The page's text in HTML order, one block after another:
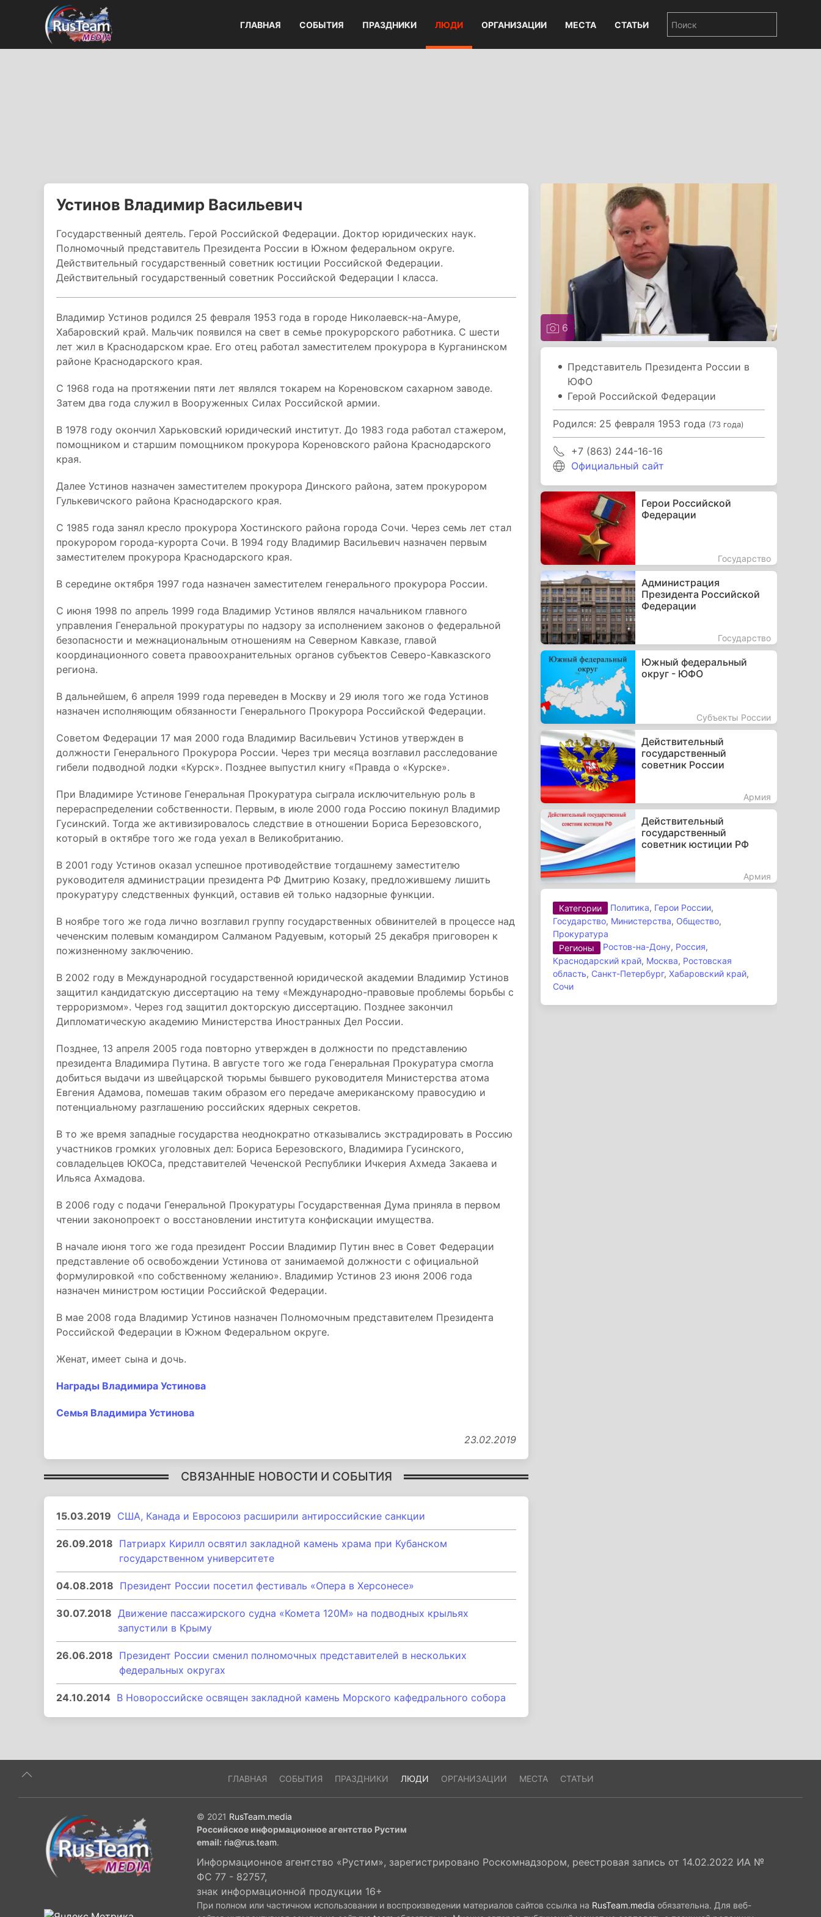
ГЛАВНАЯ СОБЫТИЯ ПРАЗДНИКИ ЛЮДИ ОРГАНИЗАЦИИ МЕСТА СТАТЬИ
Устинов Владимир Васильевич
Государственный деятель. Герой Российской Федерации. Доктор юридических наук.
Полномочный представитель Президента России в Южном федеральном округе.
Действительный государственный советник юстиции Российской Федерации.
Действительный государственный советник Российской Федерации I класса.
Владимир Устинов родился 25 февраля 1953 года в городе Николаевск-на-Амуре,
Хабаровский край. Мальчик появился на свет в семье прокурорского работника. С шести
лет жил в Краснодарском крае. Его отец работал заместителем прокурора в Курганинском
районе Краснодарского края.
С 1968 года на протяжении пяти лет являлся токарем на Кореновском сахарном заводе.
Затем два года служил в Вооруженных Силах Российской армии.
В 1978 году окончил Харьковский юридический институт. До 1983 года работал стажером,
помощником и старшим помощником прокурора Кореновского района Краснодарского
края.
Далее Устинов назначен заместителем прокурора Динского района, затем прокурором
Гулькевичского района Краснодарского края.
С 1985 года занял кресло прокурора Хостинского района города Сочи. Через семь лет стал
прокурором города-курорта Сочи. В 1994 году Владимир Васильевич назначен первым
заместителем прокурора Краснодарского края.
В середине октября 1997 года назначен заместителем генерального прокурора России.
С июня 1998 по апрель 1999 года Владимир Устинов являлся начальником главного
управления Генеральной прокуратуры по надзору за исполнением законов о федеральной
безопасности и межнациональным отношениям на Северном Кавказе, главой
координационного совета правоохранительных органов субъектов Северо-Кавказского
региона.
В дальнейшем, 6 апреля 1999 года переведен в Москву и 29 июля того же года Устинов
назначен исполняющим обязанности Генерального Прокурора Российской Федерации.
Советом Федерации 17 мая 2000 года Владимир Васильевич Устинов утвержден в
должности Генерального Прокурора России. Через три месяца возглавил расследование
гибели подводной лодки «Курск». Позднее выпустил книгу «Правда о «Курске».
При Владимире Устинове Генеральная Прокуратура сыграла исключительную роль в
перераспределении собственности. Первым, в июле 2000 года Россию покинул Владимир
Гусинский. Тогда же активизировалось следствие в отношении Бориса Березовского,
который в октябре того же года уехал в Великобританию.
В 2001 году Устинов оказал успешное противодействие тогдашнему заместителю
руководителя администрации президента РФ Дмитрию Козаку, предложившему лишить
прокуратуру следственных функций, оставив ей только надзорные функции.
В ноябре того же года лично возглавил группу государственных обвинителей в процессе над
чеченским полевым командиром Салманом Радуевым, который 25 декабря приговорен к
пожизненному заключению.
В 2002 году в Международной государственной юридической академии Владимир Устинов
защитил кандидатскую диссертацию на тему «Международно-правовые проблемы борьбы с
терроризмом». Через год защитил докторскую диссертацию. Позднее закончил
Дипломатическую академию Министерства Иностранных Дел России.
Позднее, 13 апреля 2005 года повторно утвержден в должности по представлению
президента Владимира Путина. В августе того же года Генеральная Прокуратура смогла
добиться выдачи из швейцарской тюрьмы бывшего руководителя Министерства атома
Евгения Адамова, помешав таким образом его передаче американскому правосудию и
потенциальному разглашению российских ядерных секретов.
В то же время западные государства неоднократно отказывались экстрадировать в Россию
участников громких уголовных дел: Бориса Березовского, Владимира Гусинского,
совладельцев ЮКОСа, представителей Чеченской Республики Ичкерия Ахмеда Закаева и
Ильяса Ахмадова.
В 2006 году с подачи Генеральной Прокуратуры Государственная Дума приняла в первом
чтении законопроект о восстановлении института конфискации имущества.
В начале июня того же года президент России Владимир Путин внес в Совет Федерации
представление об освобождении Устинова от занимаемой должности с официальной
формулировкой «по собственному желанию». Владимир Устинов 23 июня 2006 года
назначен министром юстиции Российской Федерации.
В мае 2008 года Владимир Устинов назначен Полномочным представителем Президента
Российской Федерации в Южном Федеральном округе.
Женат, имеет сына и дочь.
Награды Владимира Устинова
Семья Владимира Устинова
23.02.2019
СВЯЗАННЫЕ НОВОСТИ И СОБЫТИЯ
15.03.2019 США, Канада и Евросоюз расширили антироссийские санкции
26.09.2018 Патриарх Кирилл освятил закладной камень храма при Кубанском
государственном университете
04.08.2018 Президент России посетил фестиваль «Опера в Херсонесе»
30.07.2018 Движение пассажирского судна «Комета 120М» на подводных крыльях
запустили в Крыму
26.06.2018 Президент России сменил полномочных представителей в нескольких
федеральных округах
24.10.2014 В Новороссийске освящен закладной камень Морского кафедрального собора
6
Представитель Президента России в
ЮФО
Герой Российской Федерации
Родился: 25 февраля 1953 года (73 года)
+7 (863) 244-16-16
Официальный сайт
Герои Российской
Федерации
Государство
Администрация
Президента Российской
Федерации
Государство
Южный федеральный
округ - ЮФО
Субъекты России
Действительный
государственный
советник России
Армия
Действительный
государственный
советник юстиции РФ
Армия
Категории Политика, Герои России,
Государство, Министерства, Общество,
Прокуратура
Регионы
Ростов-на-Дону, Россия,
Краснодарский край, Москва, Ростовская
область, Санкт-Петербург,Хабаровский край,
Сочи
ГЛАВНАЯ СОБЫТИЯ ПРАЗДНИКИ ЛЮДИ ОРГАНИЗАЦИИ МЕСТА СТАТЬИ
© 2021 RusTeam.media
Российское информационное агентство Рустим
email: ria@rus.team.
Информационное агентство «Рустим», зарегистрировано Роскомнадзором, реестровая запись от 14.02.2022 ИА №
ФС 77 - 82757,
знак информационной продукции 16+
При полном или частичном использовании и воспроизведении материалов сайтов ссылка на RusTeam.media обязательна. Для веб-